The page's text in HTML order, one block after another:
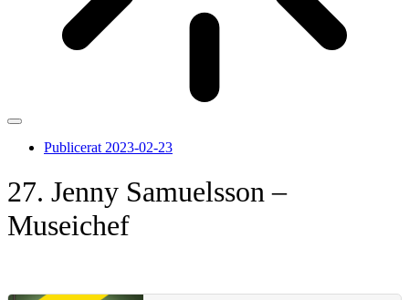
Publicerat 2023-02-23
27. Jenny Samuelsson –
Museichef